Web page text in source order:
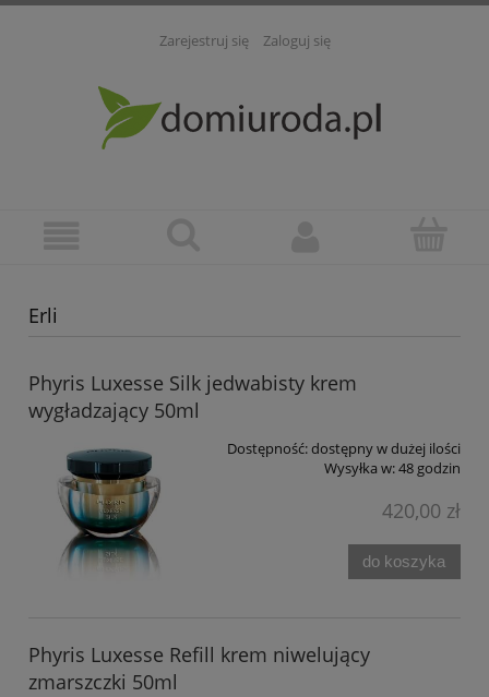
Zarejestruj się Zaloguj się
Erli
Phyris Luxesse Silk jedwabisty krem
wygładzający 50ml
Dostępność:dostępny w dużej ilości
Wysyłka w:48 godzin
420,00 zł
do koszyka
Phyris Luxesse Refill krem niwelujący
zmarszczki 50ml